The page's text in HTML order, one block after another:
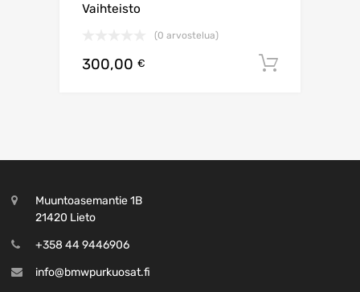
Vaihteisto
(0 arvostelua)
300,00 €
Muuntoasemantie 1B
21420 Lieto
+358 44 9446906
info@bmwpurkuosat.fi